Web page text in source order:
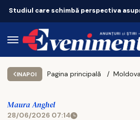
Studiul care schimbă perspectiva asupra orașelor. Ce înseamnă pentru Iași, oraș sufocat de betoane
INAPOI Pagina principală Moldova
Maura Anghel
28/06/2026 07:14